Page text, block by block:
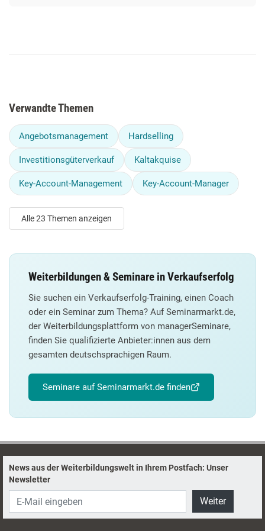
Verwandte Themen
Angebotsmanagement Hardselling
Investitionsgüterverkauf Kaltakquise
Key-Account-Management Key-Account-Manager
Alle 23 Themen anzeigen
Weiterbildungen & Seminare in Verkaufserfolg
Sie suchen ein Verkaufserfolg-Training, einen Coach
oder ein Seminar zum Thema? Auf Seminarmarkt.de,
der Weiterbildungsplattform von managerSeminare,
finden Sie qualifizierte Anbieter:innen aus dem
gesamten deutschsprachigen Raum.
Seminare auf Seminarmarkt.de finden
News aus der Weiterbildungswelt in Ihrem Postfach: Unser
Newsletter
Weiter